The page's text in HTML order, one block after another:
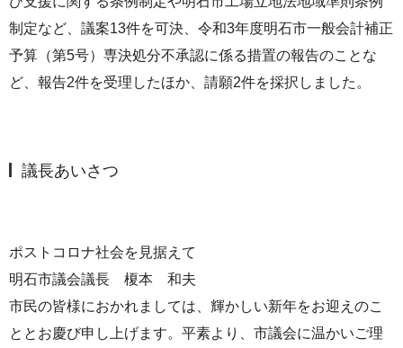
制定など、議案13件を可決、令和3年度明石市一般会計補正
予算（第5号）専決処分不承認に係る措置の報告のことな
ど、報告2件を受理したほか、請願2件を採択しました。
議長あいさつ
ポストコロナ社会を見据えて
明石市議会議長 榎本 和夫
市民の皆様におかれましては、輝かしい新年をお迎えのこ
ととお慶び申し上げます。平素より、市議会に温かいご理